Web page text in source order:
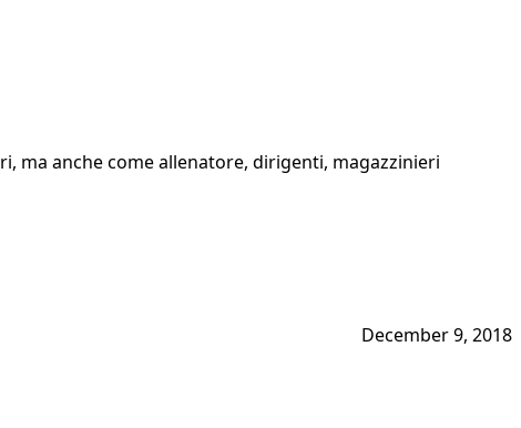
ma anche come allenatore, dirigenti, magazzinieri
December 9, 2018